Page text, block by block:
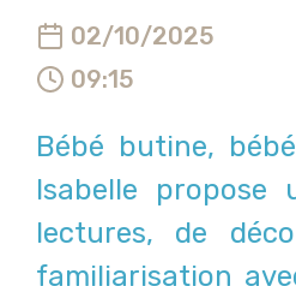
02/10/2025
09:15
Bébé butine,
Isabelle propose
lectures, de
familiarisation